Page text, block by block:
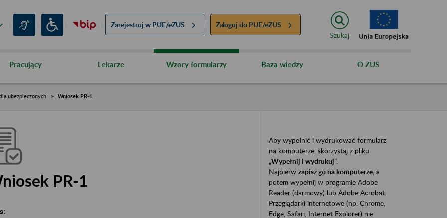
Zarejestruj w PUE/eZUS Zaloguj do PUE/eZUS
Szukaj
Pracujący Lekarze Wzory formularzy Baza wiedzy O ZUS
ubezpieczonych Wniosek PR-1
PR-1
Aby wypełnić i wydrukować formularz
na komputerze, skorzystaj z pliku
„Wypełnij i wydrukuj”.
Najpierw zapisz go na komputerze , a
potem wypełnij w programie Adobe
Reader (darmowy) lub Adobe Acrobat.
Przeglądarki internetowe (np. Chrome,
Edge, Safari, Internet Explorer) nie